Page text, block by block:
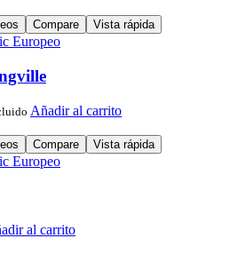
Compare Vista rápida
Europeo
Añadir al carrito
Compare Vista rápida
Europeo
al carrito